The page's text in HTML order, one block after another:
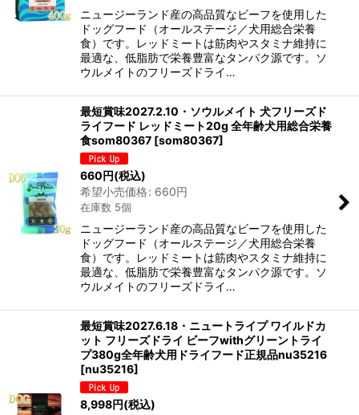
ニュージーランド産の高品質なビーフを使用した
ドッグフード（オールステージ／犬用総合栄養
食）です。レッドミートは筋肉やスタミナ維持に
最適な、低脂肪で栄養豊富なタンパク源です。ソ
ウルメイトのフリーズドライ…
最短賞味2027.2.10・ソウルメイト 犬フリーズド
ライフード レッドミート20g 全年齢犬用総合栄養
食som80367 [som80367]
660円(税込)
希望小売価格: 660円
在庫数 5個
ニュージーランド産の高品質なビーフを使用した
ドッグフード（オールステージ／犬用総合栄養
食）です。レッドミートは筋肉やスタミナ維持に
最適な、低脂肪で栄養豊富なタンパク源です。ソ
ウルメイトのフリーズドライ…
最短賞味2027.6.18・ニュートライプ ワイルドカ
ット フリーズドライ ビーフwithグリーントライ
プ380g全年齢犬用ドライフード正規品nu35216
[nu35216]
8,998円(税込)